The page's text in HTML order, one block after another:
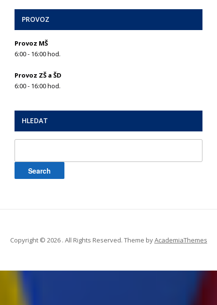
PROVOZ
Provoz MŠ
6:00 - 16:00 hod.
Provoz ZŠ a ŠD
6:00 - 16:00 hod.
HLEDAT
Copyright © 2026 . All Rights Reserved. Theme byAcademiaThemes